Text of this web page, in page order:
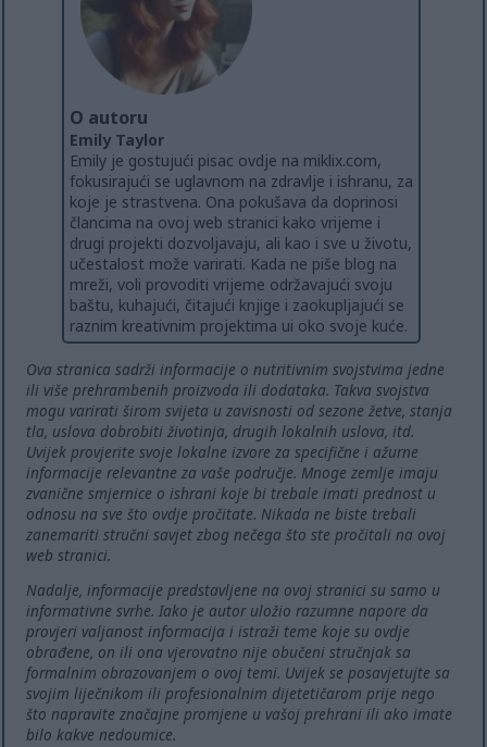
O autoru
Emily Taylor
Emily je gostujući pisac ovdje na miklix.com,
fokusirajući se uglavnom na zdravlje i ishranu, za
koje je strastvena. Ona pokušava da doprinosi
člancima na ovoj web stranici kako vrijeme i
drugi projekti dozvoljavaju, ali kao i sve u životu,
učestalost može varirati. Kada ne piše blog na
mreži, voli provoditi vrijeme održavajući svoju
baštu, kuhajući, čitajući knjige i zaokupljajući se
raznim kreativnim projektima ui oko svoje kuće.
Ova stranica sadrži informacije o nutritivnim svojstvima jedne
ili više prehrambenih proizvoda ili dodataka. Takva svojstva
mogu varirati širom svijeta u zavisnosti od sezone žetve, stanja
tla, uslova dobrobiti životinja, drugih lokalnih uslova, itd.
Uvijek provjerite svoje lokalne izvore za specifične i ažurne
informacije relevantne za vaše područje. Mnoge zemlje imaju
zvanične smjernice o ishrani koje bi trebale imati prednost u
odnosu na sve što ovdje pročitate. Nikada ne biste trebali
zanemariti stručni savjet zbog nečega što ste pročitali na ovoj
web stranici.
Nadalje, informacije predstavljene na ovoj stranici su samo u
informativne svrhe. Iako je autor uložio razumne napore da
provjeri valjanost informacija i istraži teme koje su ovdje
obrađene, on ili ona vjerovatno nije obučeni stručnjak sa
formalnim obrazovanjem o ovoj temi. Uvijek se posavjetujte sa
svojim liječnikom ili profesionalnim dijetetičarom prije nego
što napravite značajne promjene u vašoj prehrani ili ako imate
bilo kakve nedoumice.